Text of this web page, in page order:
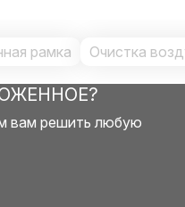
рамка Очистка
вам решить любую